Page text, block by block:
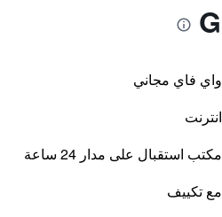
واي فاي مجاني
انترنت
مكتب استقبال على مدار 24 ساعة
مع تكييف